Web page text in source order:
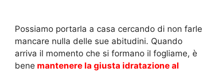
Possiamo portarla a casa cercando di non farle
mancare nulla delle sue abitudini. Quando
arriva il momento che si formano il fogliame, è
bene mantenere la giusta idratazione al